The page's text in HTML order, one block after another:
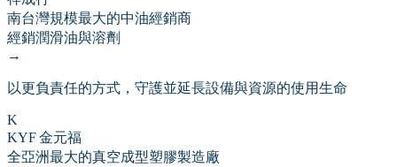
南台灣規模最大的中油經銷商
經銷潤滑油與溶劑
→
以更負責任的方式，守護並延長設備與資源的使用生命
K
KYF 金元福
全亞洲最大的真空成型塑膠製造廠